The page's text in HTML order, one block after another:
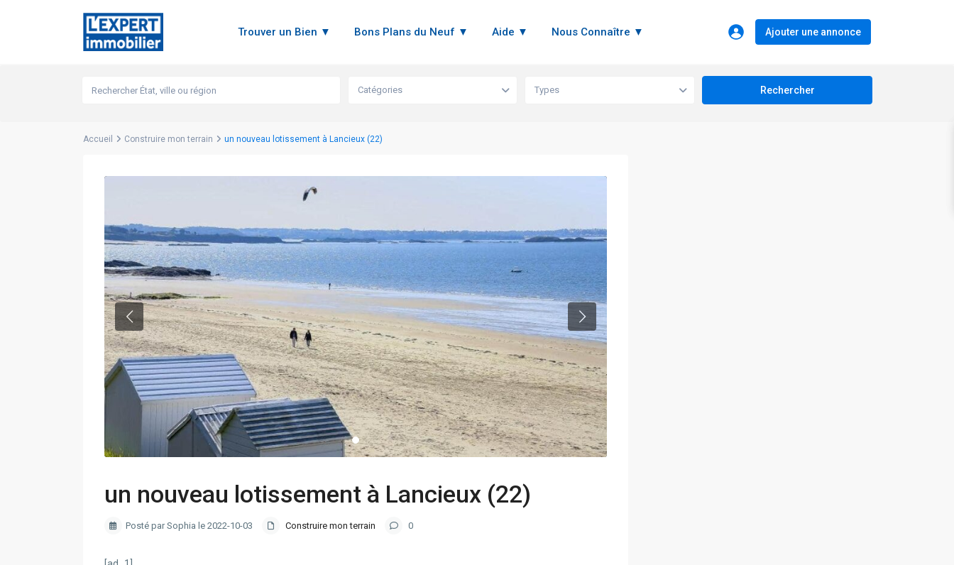
Trouver un Bien ▼ Bons Plans du Neuf ▼ Aide ▼ Nous Connaître ▼ Ajouter une annonce
Catégories Types
Accueil Construire mon terrain un nouveau lotissement à Lancieux (22)
un nouveau lotissement à Lancieux (22)
Posté par Sophia le 2022-10-03 Construire mon terrain 0